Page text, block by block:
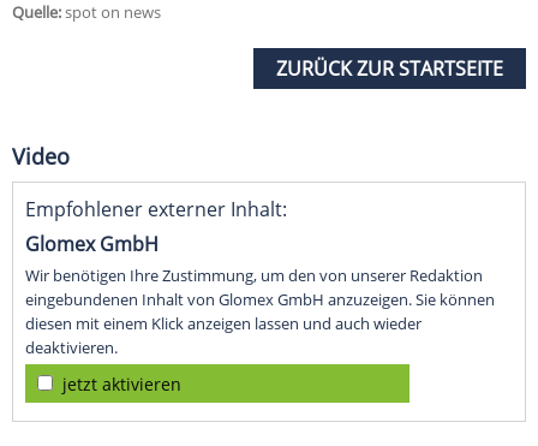
Quelle:spot on news
ZURÜCK ZUR STARTSEITE
Video
Empfohlener externer Inhalt:
Glomex GmbH
Wir benötigen Ihre Zustimmung, um den von unserer Redaktion
eingebundenen Inhalt von Glomex GmbH anzuzeigen. Sie können
diesen mit einem Klick anzeigen lassen und auch wieder
deaktivieren.
jetzt aktivieren